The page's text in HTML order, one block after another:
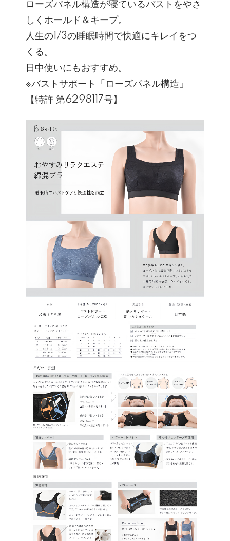
ローズパネル構造が寝ているバストをやさ
しくホールド＆キープ。
人生の1/3の睡眠時間で快適にキレイをつ
くる。
日中使いにもおすすめ。
※バストサポート「ローズパネル構造」
【特許 第6298117号】